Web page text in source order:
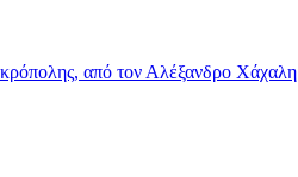
από τον Αλέξανδρο Χάχαλη